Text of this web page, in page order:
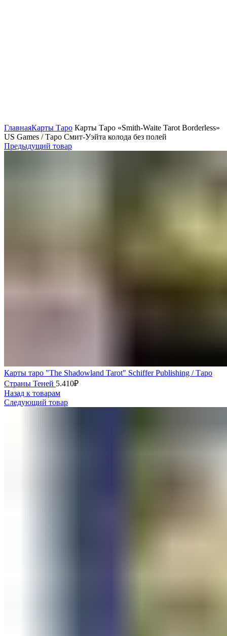
ГлавнаяКарты Таро Карты Таро «Smith-Waite Tarot Borderless»
US Games / Таро Смит-Уэйта колода без полей
Предыдущий товар
Карты таро "The Shadowland Tarot" Schiffer Publishing / Таро
Страны Теней 5.410₽
Назад к товарам
Следующий товар